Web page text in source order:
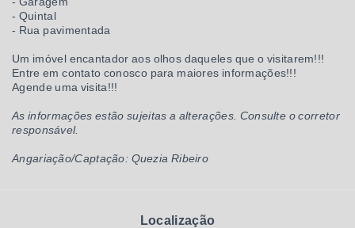
- Quintal
- Rua pavimentada
Um imóvel encantador aos olhos daqueles que o visitarem!!!
Entre em contato conosco para maiores informações!!!
Agende uma visita!!!
As informações estão sujeitas a alterações. Consulte o corretor
responsável.
Angariação/Captação: Quezia Ribeiro
Localização